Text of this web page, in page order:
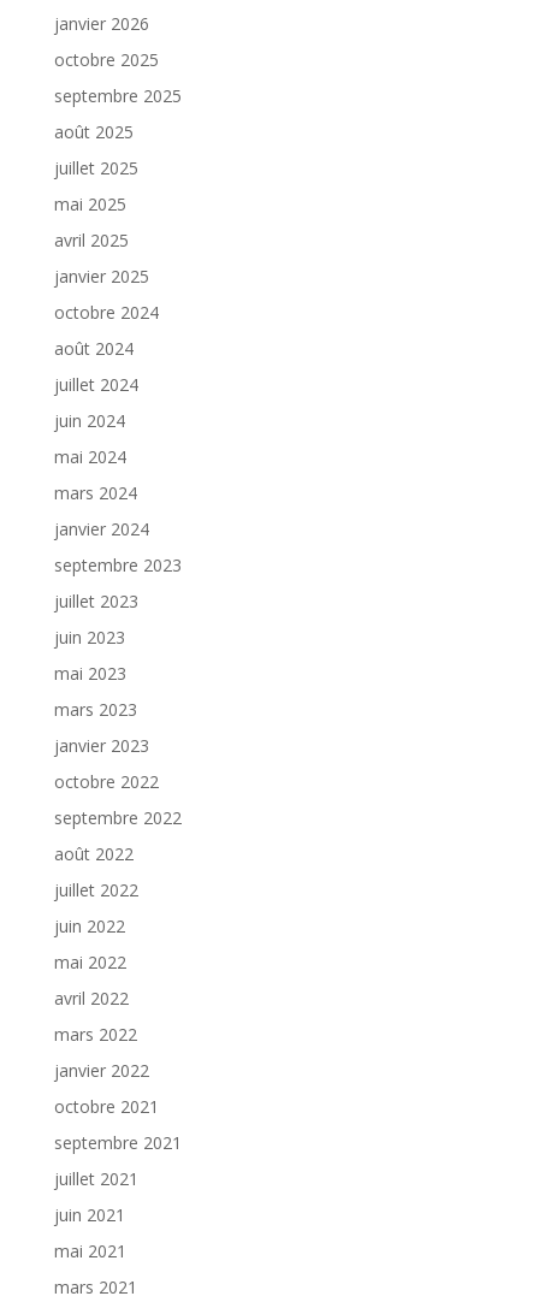
janvier 2026
octobre 2025
septembre 2025
août 2025
juillet 2025
mai 2025
avril 2025
janvier 2025
octobre 2024
août 2024
juillet 2024
juin 2024
mai 2024
mars 2024
janvier 2024
septembre 2023
juillet 2023
juin 2023
mai 2023
mars 2023
janvier 2023
octobre 2022
septembre 2022
août 2022
juillet 2022
juin 2022
mai 2022
avril 2022
mars 2022
janvier 2022
octobre 2021
septembre 2021
juillet 2021
juin 2021
mai 2021
mars 2021